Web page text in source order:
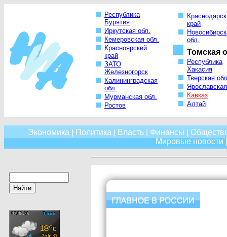
Республика
Бурятия
Иркутская обл.
Кемеровская обл.
Красноярский
край
ЗАТО
Железногорск
Калининградская
обл.
Мурманская обл.
Ростов
край
обл.
Томская
Республика
Хакасия
Тверская
Кавказ
Алтай
Экономика Политика Власть Финансы
Мировые новости